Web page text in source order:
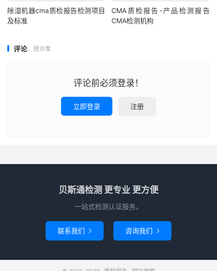
除湿机器cma质检报告检测项目
及标准
CMA质检报告-产品检测报告
CMA检测机构
评论 抢沙发
评论前必须登录！
立即登录 注册
贝斯通检测 更专业 更方便
一站式检测认证服务。
联系我们  咨询我们 